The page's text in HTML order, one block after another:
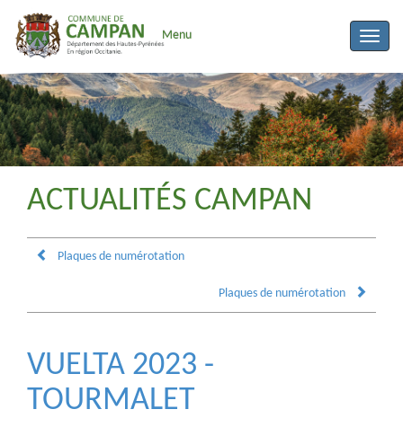
Toggle
Menu
ACTUALITÉS CAMPAN
Plaques de numérotation
Plaques de numérotation
VUELTA 2023 -
TOURMALET